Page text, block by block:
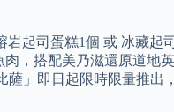
起司蛋糕1個 或 冰藏起
，搭配美乃滋還原道地
」即日起限時限量推出